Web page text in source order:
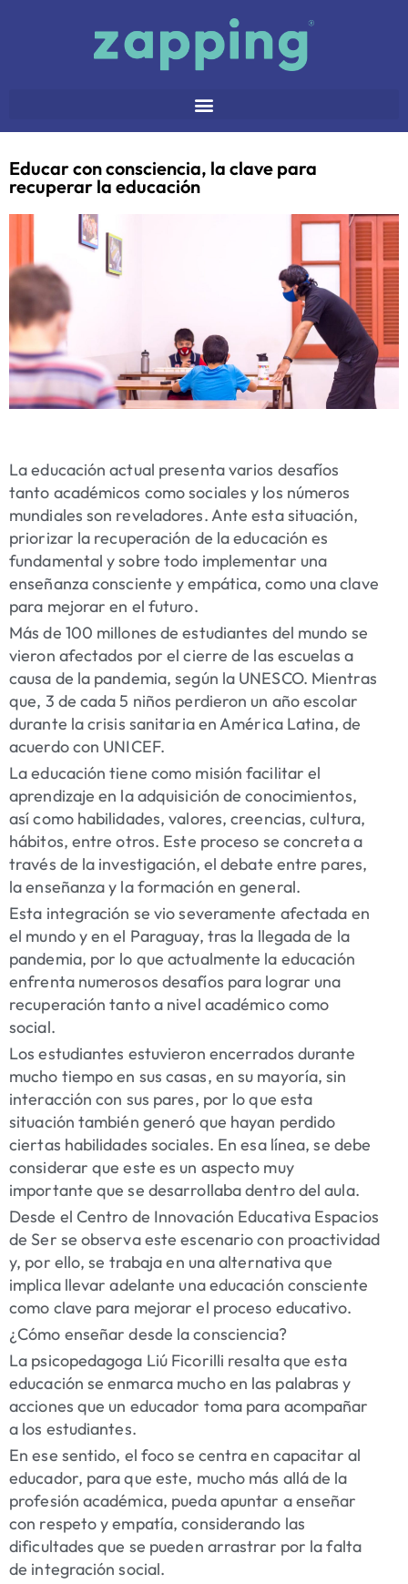
Educar con consciencia, la clave para
recuperar la educación
La educación actual presenta varios desafíos
tanto académicos como sociales y los números
mundiales son reveladores. Ante esta situación,
priorizar la recuperación de la educación es
fundamental y sobre todo implementar una
enseñanza consciente y empática, como una clave
para mejorar en el futuro.
Más de 100 millones de estudiantes del mundo se
vieron afectados por el cierre de las escuelas a
causa de la pandemia, según la UNESCO. Mientras
que, 3 de cada 5 niños perdieron un año escolar
durante la crisis sanitaria en América Latina, de
acuerdo con UNICEF.
La educación tiene como misión facilitar el
aprendizaje en la adquisición de conocimientos,
así como habilidades, valores, creencias, cultura,
hábitos, entre otros. Este proceso se concreta a
través de la investigación, el debate entre pares,
la enseñanza y la formación en general.
Esta integración se vio severamente afectada en
el mundo y en el Paraguay, tras la llegada de la
pandemia, por lo que actualmente la educación
enfrenta numerosos desafíos para lograr una
recuperación tanto a nivel académico como
social.
Los estudiantes estuvieron encerrados durante
mucho tiempo en sus casas, en su mayoría, sin
interacción con sus pares, por lo que esta
situación también generó que hayan perdido
ciertas habilidades sociales. En esa línea, se debe
considerar que este es un aspecto muy
importante que se desarrollaba dentro del aula.
Desde el Centro de Innovación Educativa Espacios
de Ser se observa este escenario con proactividad
y, por ello, se trabaja en una alternativa que
implica llevar adelante una educación consciente
como clave para mejorar el proceso educativo.
¿Cómo enseñar desde la consciencia?
La psicopedagoga Liú Ficorilli resalta que esta
educación se enmarca mucho en las palabras y
acciones que un educador toma para acompañar
a los estudiantes.
En ese sentido, el foco se centra en capacitar al
educador, para que este, mucho más allá de la
profesión académica, pueda apuntar a enseñar
con respeto y empatía, considerando las
dificultades que se pueden arrastrar por la falta
de integración social.